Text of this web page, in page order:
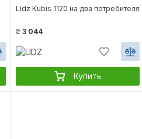
Lidz Kubis 1120 на два потребителя
₴ 3 044
Купить